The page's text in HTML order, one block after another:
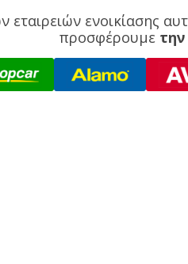
εταιρειών ενοικίασης
προσφέρουμε